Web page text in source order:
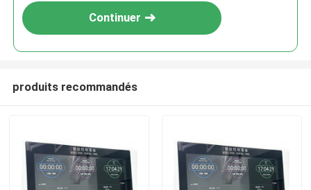
Continuer
produits recommandés